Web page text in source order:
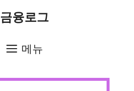
금융로그
메뉴